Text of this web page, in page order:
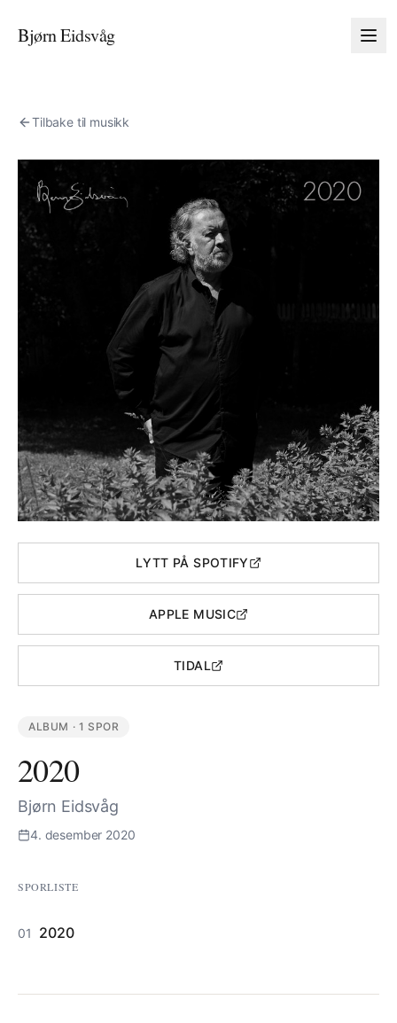
Bjørn Eidsvåg
Tilbake til musikk
LYTT PÅ SPOTIFY
APPLE MUSIC
TIDAL
ALBUM · 1 SPOR
2020
Bjørn Eidsvåg
4. desember 2020
SPORLISTE
01 2020